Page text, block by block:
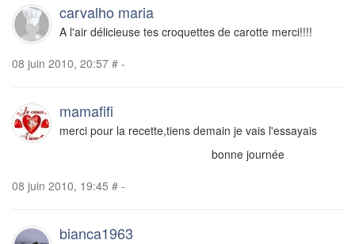
carvalho maria
A l'air délicieuse tes croquettes de carotte merci!!!!
08 juin 2010, 20:57 # -
mamafifi
merci pour la recette,tiens demain je vais l'essayais
bonne journée
08 juin 2010, 19:45 # -
bianca1963